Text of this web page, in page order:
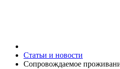
Статьи и новости
Сопровождаемое